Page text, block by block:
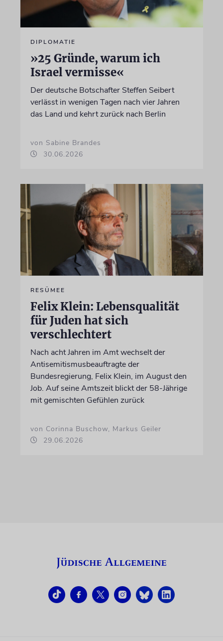
DIPLOMATIE
»25 Gründe, warum ich
Israel vermisse«
Der deutsche Botschafter Steffen Seibert
verlässt in wenigen Tagen nach vier Jahren
das Land und kehrt zurück nach Berlin
von Sabine Brandes
30.06.2026
RESÜMEE
Felix Klein: Lebensqualität
für Juden hat sich
verschlechtert
Nach acht Jahren im Amt wechselt der
Antisemitismusbeauftragte der
Bundesregierung, Felix Klein, im August den
Job. Auf seine Amtszeit blickt der 58-Jährige
mit gemischten Gefühlen zurück
von Corinna Buschow, Markus Geiler
29.06.2026